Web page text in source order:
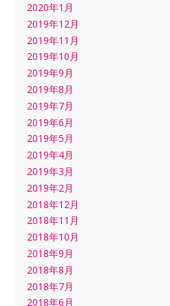
2020年1月
2019年12月
2019年11月
2019年10月
2019年9月
2019年8月
2019年7月
2019年6月
2019年5月
2019年4月
2019年3月
2019年2月
2018年12月
2018年11月
2018年10月
2018年9月
2018年8月
2018年7月
2018年6月